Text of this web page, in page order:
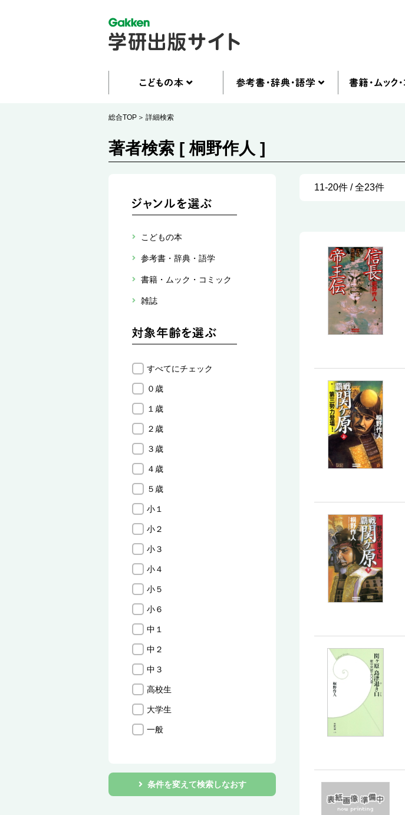
総合TOP 詳細検索
著者検索 [ 桐野作人 ]
こどもの本
参考書・辞典・語学
書籍・ムック・コミック
雑誌
すべてにチェック
０歳
１歳
２歳
３歳
４歳
５歳
小１
小２
小３
小４
小５
小６
中１
中２
中３
高校生
大学生
一般
条件を変えて検索しなおす
11-20件 / 全23件